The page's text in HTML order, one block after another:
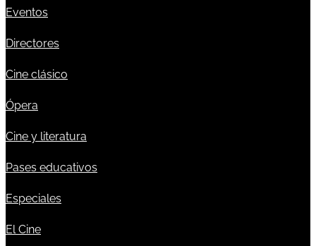
Eventos
Directores
Cine clásico
Ópera
Cine y literatura
Pases educativos
Especiales
El Cine